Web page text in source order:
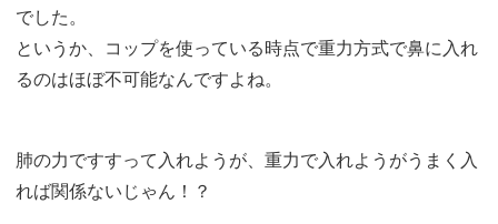
でした。
というか、コップを使っている時点で重力方式で鼻に入れ
るのはほぼ不可能なんですよね。
肺の力ですすって入れようが、重力で入れようがうまく入
れば関係ないじゃん！？